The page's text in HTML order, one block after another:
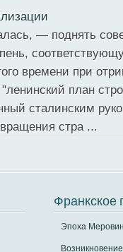
— поднять
времени при
план
сталинским
стра ...
Франкское
Эпоха